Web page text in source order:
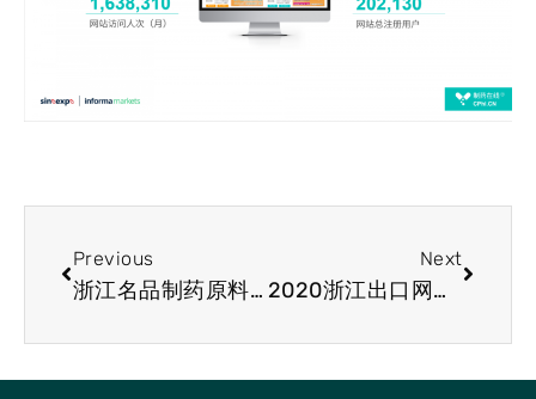
Previous
浙江名品制药原料（绍兴-全球）线上展览会隆重上线!
Next
2020浙江出口网上交易会（美国站-天然提取物专场）上线啦!